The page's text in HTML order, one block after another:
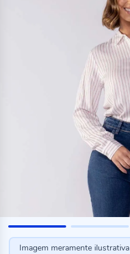
Imagem meramente ilustrativa